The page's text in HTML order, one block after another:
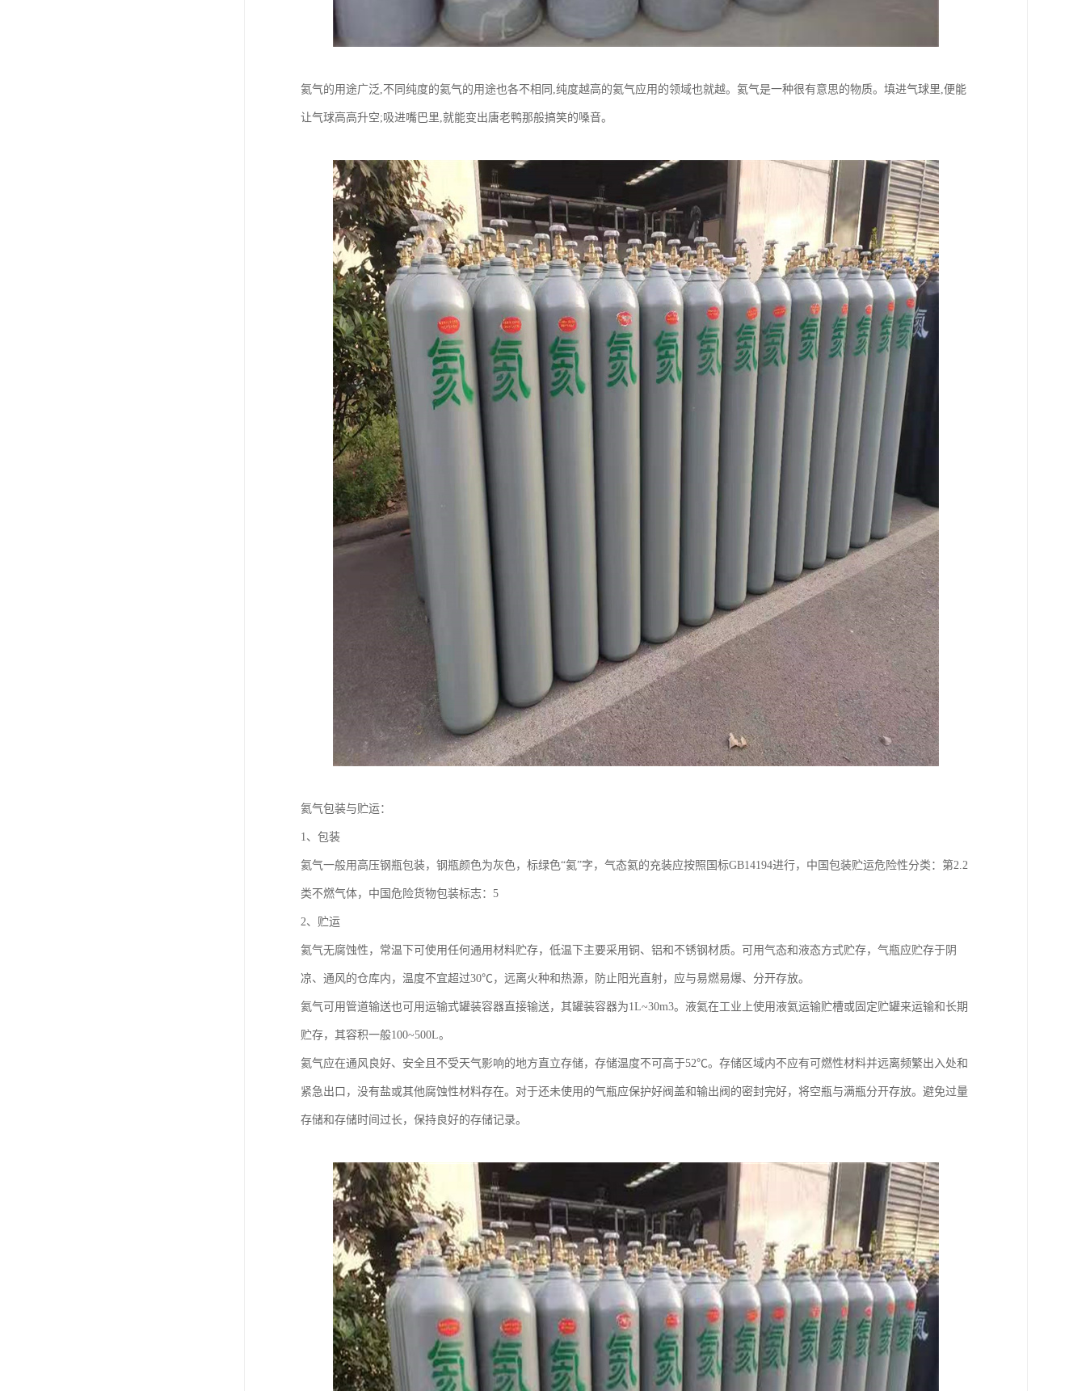
氦气的用途广泛,不同纯度的氦气的用途也各不相同,纯度越高的氦气应用的领域也就越。氦气是一种很有意思的物质。填进气球里,便能
让气球高高升空;吸进嘴巴里,就能变出唐老鸭那般搞笑的嗓音。
氦气包装与贮运：
1、包装
氦气一般用高压钢瓶包装，钢瓶颜色为灰色，标绿色“氦”字，气态氦的充装应按照国标GB14194进行，中国包装贮运危险性分类：第2.2
类不燃气体，中国危险货物包装标志：5
2、贮运
氦气无腐蚀性，常温下可使用任何通用材料贮存，低温下主要采用铜、铝和不锈钢材质。可用气态和液态方式贮存，气瓶应贮存于阴
凉、通风的仓库内，温度不宜超过30℃，远离火种和热源，防止阳光直射，应与易燃易爆、分开存放。
氦气可用管道输送也可用运输式罐装容器直接输送，其罐装容器为1L~30m3。液氦在工业上使用液氦运输贮槽或固定贮罐来运输和长期
贮存，其容积一般100~500L。
氦气应在通风良好、安全且不受天气影响的地方直立存储，存储温度不可高于52℃。存储区域内不应有可燃性材料并远离频繁出入处和
紧急出口，没有盐或其他腐蚀性材料存在。对于还未使用的气瓶应保护好阀盖和输出阀的密封完好，将空瓶与满瓶分开存放。避免过量
存储和存储时间过长，保持良好的存储记录。